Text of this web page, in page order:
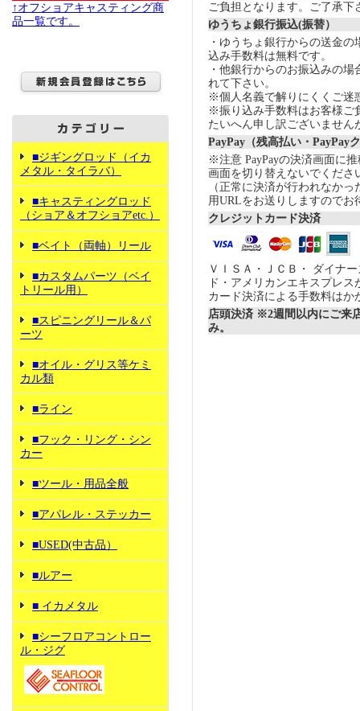
↑オフショアキャスティング商
品一覧です。
■ジギングロッド（イカ
メタル・タイラバ）
■キャスティングロッド
（ショア＆オフショアetc.）
■ベイト（両軸）リール
■カスタムパーツ（ベイ
トリール用）
■スピニングリール＆パ
ーツ
■オイル・グリス等ケミ
カル類
■ライン
■フック・リング・シン
カー
■ツール・用品全般
■アパレル・ステッカー
■USED(中古品）
■ルアー
■ イカメタル
■シーフロアコントロー
ル・ジグ
ご負担となります。ご了承下
ゆうちょ銀行振込(振替）
・ゆうちょ銀行からの送金
込み手数料は無料です。
・他銀行からのお振込みの場
れて下さい。
※個人名義で解りにくくご迷
※振り込み手数料はお客様ご
たいへん申し訳ございません
PayPay（残高払い・PayPay
※注意 PayPayの決済画面に
画面を切り替えないでくださ
（正常に決済が行われなか
用URLをお送りしますのでお
クレジットカード決済
ＶＩＳＡ・ＪＣＢ・ ダイナ
ド・アメリカンエキスプレ
カード決済による手数料はか
店頭決済 ※2週間以内にご来
み。